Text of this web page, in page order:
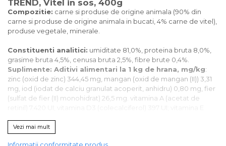
TREND, Vitel in sos, 400g
Compozitie: carne si produse de origine animala (90% din
carne si produse de origine animala in bucati, 4% carne de vitel),
produse vegetale, minerale.
Constituenti analitici: umiditate 81,0%, proteina bruta 8,0%,
grasime bruta 4,5%, сenusa bruta 2,5%, fibre brute 0,4%.
Suplimente: Aditivi alimentari la 1 kg de hrana, mg/kg:
zinc (oxid de zinc) 344,45 mg, mangan (oxid de mangan (II)) 3,31
mg, iod (iodat de calciu granulat acoperit, anhidru) 0,80 mg, fier
(sulfat de fier (II) monohidrat) 26,5 mg. vitamina A (acetat de
(riboflavina )2,92 mg, vitamina B12 ( cianocobalamina) 15,9 mg;
biotina 265 µg.
Vezi mai mult